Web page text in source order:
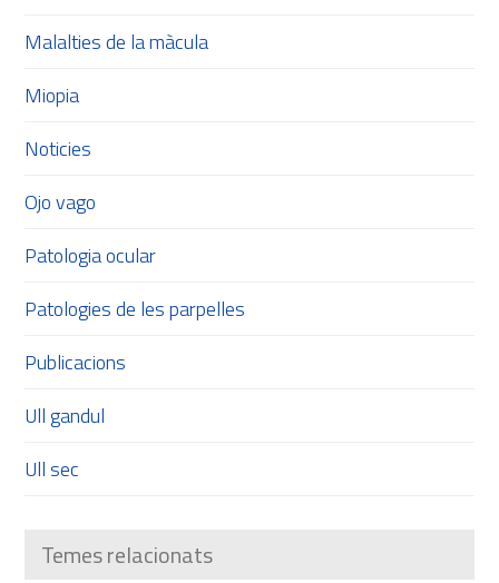
Malalties de la màcula
Miopia
Noticies
Ojo vago
Patologia ocular
Patologies de les parpelles
Publicacions
Ull gandul
Ull sec
Temes relacionats